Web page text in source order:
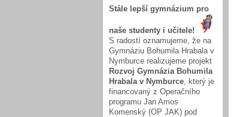
Stále lepší gymnázium pro
naše studenty i učitele!
S radostí oznamujeme, že na
Gymnáziu Bohumila Hrabala v
Nymburce realizujeme projekt
Rozvoj Gymnázia Bohumila
Hrabala v Nymburce , který je
financovaný z Operačního
programu Jan Amos
Komenský (OP JAK) pod